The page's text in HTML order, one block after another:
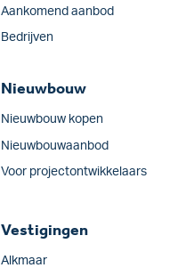
Aankomend aanbod
Bedrijven
Nieuwbouw
Nieuwbouw kopen
Nieuwbouwaanbod
Voor projectontwikkelaars
Vestigingen
Alkmaar